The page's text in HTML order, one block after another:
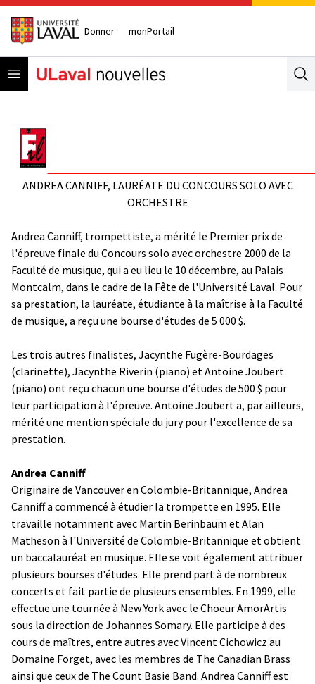
Donner monPortail
Open menu
ANDREA CANNIFF, LAURÉATE DU CONCOURS SOLO AVEC
ORCHESTRE
Andrea Canniff, trompettiste, a mérité le Premier prix de
l'épreuve finale du Concours solo avec orchestre 2000 de la
Faculté de musique, qui a eu lieu le 10 décembre, au Palais
Montcalm, dans le cadre de la Fête de l'Université Laval. Pour
sa prestation, la lauréate, étudiante à la maîtrise à la Faculté
de musique, a reçu une bourse d'études de 5 000 $.
Les trois autres finalistes, Jacynthe Fugère-Bourdages
(clarinette), Jacynthe Riverin (piano) et Antoine Joubert
(piano) ont reçu chacun une bourse d'études de 500 $ pour
leur participation à l'épreuve. Antoine Joubert a, par ailleurs,
mérité une mention spéciale du jury pour l'excellence de sa
prestation.
Andrea Canniff
Originaire de Vancouver en Colombie-Britannique, Andrea
Canniff a commencé à étudier la trompette en 1995. Elle
travaille notamment avec Martin Berinbaum et Alan
Matheson à l'Université de Colombie-Britannique et obtient
un baccalauréat en musique. Elle se voit également attribuer
plusieurs bourses d'études. Elle prend part à de nombreux
concerts et fait partie de plusieurs ensembles. En 1999, elle
effectue une tournée à New York avec le Choeur AmorArtis
sous la direction de Johannes Somary. Elle participe à des
cours de maîtres, entre autres avec Vincent Cichowicz au
Domaine Forget, avec les membres de The Canadian Brass
ainsi que ceux de The Count Basie Band. Andrea Canniff est